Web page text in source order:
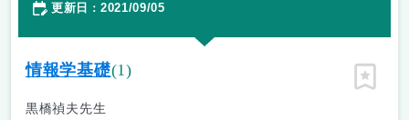
更新日 ： 2021/09/05
情報学基礎(1)
黒橋禎夫先生
ピン留